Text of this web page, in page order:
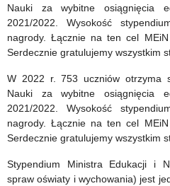
Nauki za wybitne osiągnięcia
2021/2022. Wysokość
nagrody. Łącznie na ten cel
Serdecznie gratulujemy wszystkim
W 2022 r. 753 uczniów otrzyma
Nauki za wybitne osiągnięcia
2021/2022. Wysokość
nagrody. Łącznie na ten cel
Serdecznie gratulujemy wszystkim
Stypendium Ministra Edukacji i
spraw oświaty i wychowania) jest
Mazurskim
Kuratorze
Oświaty
przesyłania
opinii
i
uwag